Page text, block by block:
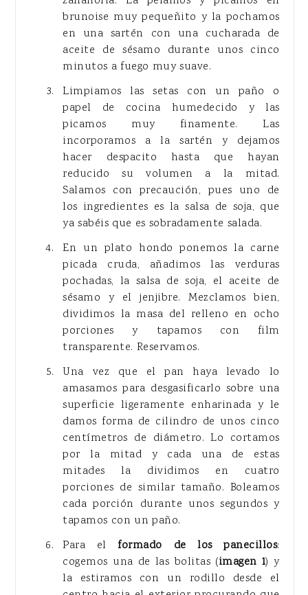
brunoise muy pequeñito y la pochamos
en una sartén con una cucharada de
aceite de sésamo durante unos cinco
minutos a fuego muy suave.
Limpiamos las setas con un paño o
papel de cocina humedecido y las
picamos muy finamente. Las
incorporamos a la sartén y dejamos
hacer despacito hasta que hayan
reducido su volumen a la mitad.
Salamos con precaución, pues uno de
los ingredientes es la salsa de soja, que
ya sabéis que es sobradamente salada.
En un plato hondo ponemos la carne
picada cruda, añadimos las verduras
pochadas, la salsa de soja, el aceite de
sésamo y el jenjibre. Mezclamos bien,
dividimos la masa del relleno en ocho
porciones y tapamos con film
transparente. Reservamos.
Una vez que el pan haya levado lo
amasamos para desgasificarlo sobre una
superficie ligeramente enharinada y le
damos forma de cilindro de unos cinco
centímetros de diámetro. Lo cortamos
por la mitad y cada una de estas
mitades la dividimos en cuatro
porciones de similar tamaño. Boleamos
cada porción durante unos segundos y
tapamos con un paño.
Para elformado de los panecillos:
cogemos una de las bolitas (imagen 1) y
la estiramos con un rodillo desde el